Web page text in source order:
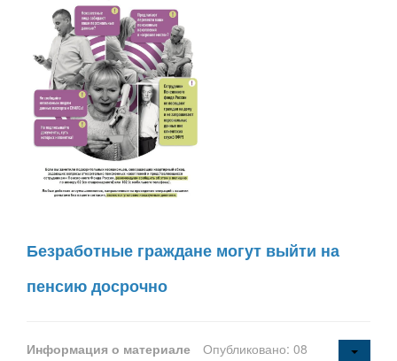
Безработные граждане могут выйти на
пенсию досрочно
Информация о материале
Опубликовано: 08